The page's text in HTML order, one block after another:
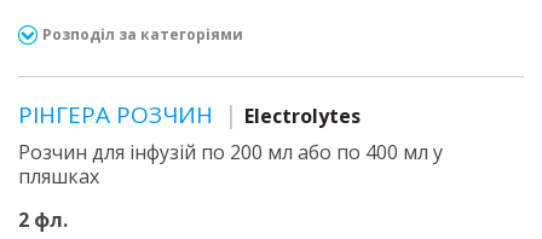
Розподіл за категоріями
РІНГЕРА РОЗЧИН
Electrolytes
Розчин для інфузій по 200 мл або по 400 мл у
пляшках
2 фл.